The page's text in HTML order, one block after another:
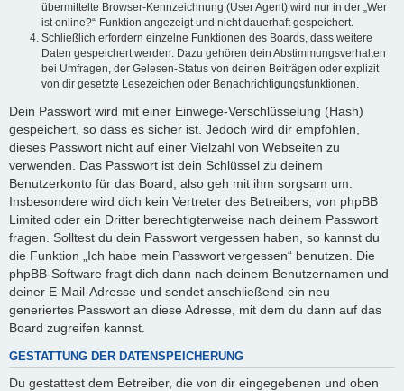
übermittelte Browser-Kennzeichnung (User Agent) wird nur in der „Wer
ist online?“-Funktion angezeigt und nicht dauerhaft gespeichert.
Schließlich erfordern einzelne Funktionen des Boards, dass weitere
Daten gespeichert werden. Dazu gehören dein Abstimmungsverhalten
bei Umfragen, der Gelesen-Status von deinen Beiträgen oder explizit
von dir gesetzte Lesezeichen oder Benachrichtigungsfunktionen.
Dein Passwort wird mit einer Einwege-Verschlüsselung (Hash)
gespeichert, so dass es sicher ist. Jedoch wird dir empfohlen,
dieses Passwort nicht auf einer Vielzahl von Webseiten zu
verwenden. Das Passwort ist dein Schlüssel zu deinem
Benutzerkonto für das Board, also geh mit ihm sorgsam um.
Insbesondere wird dich kein Vertreter des Betreibers, von phpBB
Limited oder ein Dritter berechtigterweise nach deinem Passwort
fragen. Solltest du dein Passwort vergessen haben, so kannst du
die Funktion „Ich habe mein Passwort vergessen“ benutzen. Die
phpBB-Software fragt dich dann nach deinem Benutzernamen und
deiner E-Mail-Adresse und sendet anschließend ein neu
generiertes Passwort an diese Adresse, mit dem du dann auf das
Board zugreifen kannst.
GESTATTUNG DER DATENSPEICHERUNG
Du gestattest dem Betreiber, die von dir eingegebenen und oben